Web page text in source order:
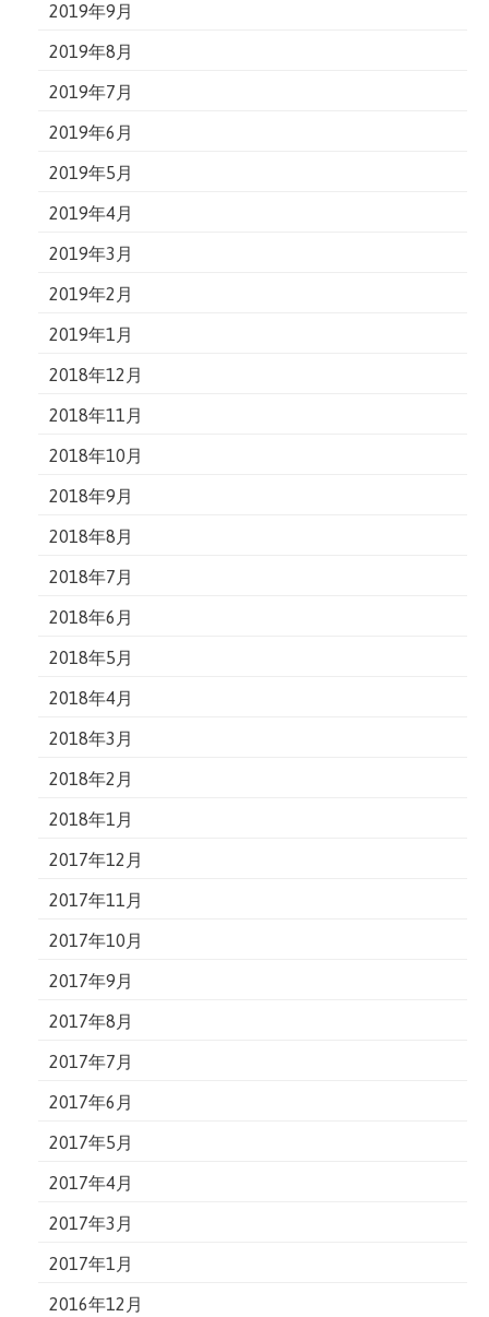
2019年9月
2019年8月
2019年7月
2019年6月
2019年5月
2019年4月
2019年3月
2019年2月
2019年1月
2018年12月
2018年11月
2018年10月
2018年9月
2018年8月
2018年7月
2018年6月
2018年5月
2018年4月
2018年3月
2018年2月
2018年1月
2017年12月
2017年11月
2017年10月
2017年9月
2017年8月
2017年7月
2017年6月
2017年5月
2017年4月
2017年3月
2017年1月
2016年12月